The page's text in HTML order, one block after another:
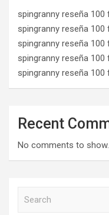
spingranny reseña
spingranny reseña
spingranny reseña
spingranny reseña
spingranny reseña
Recent
No comments to show.